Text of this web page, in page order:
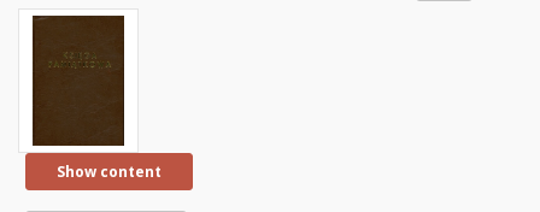
Show content